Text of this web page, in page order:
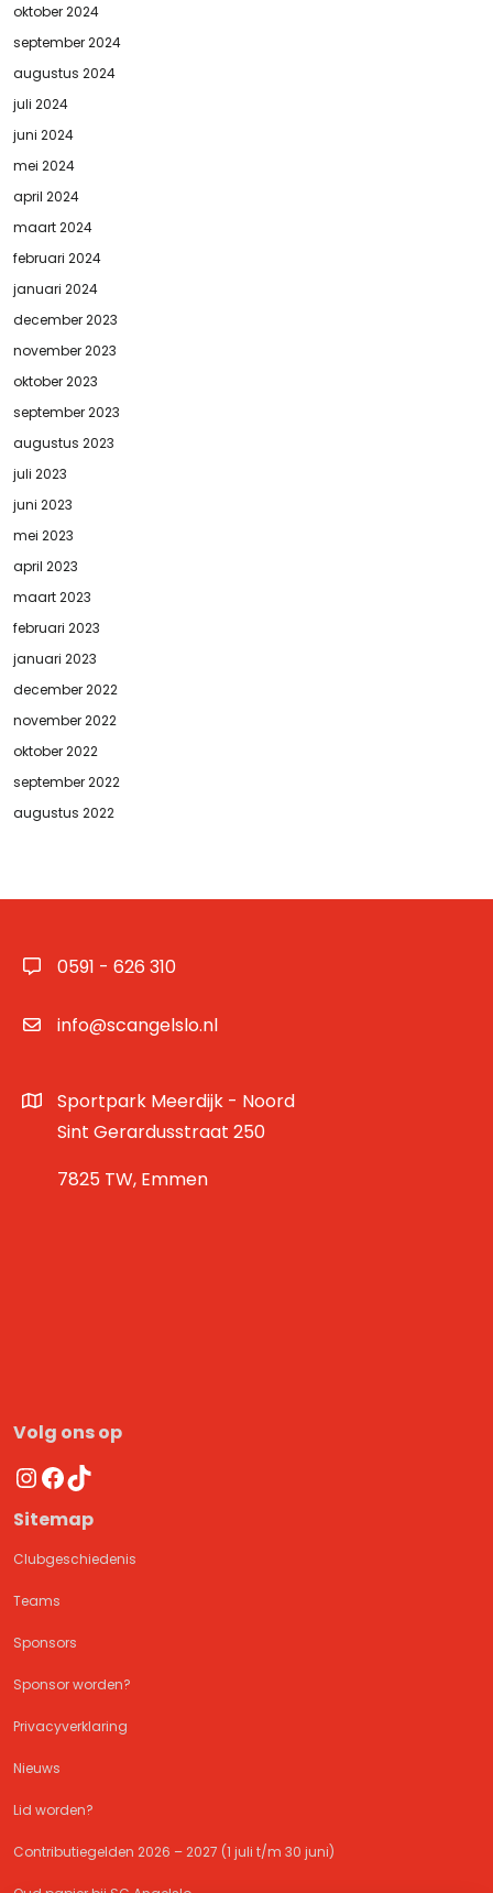
oktober 2024
september 2024
augustus 2024
juli 2024
juni 2024
mei 2024
april 2024
maart 2024
februari 2024
januari 2024
december 2023
november 2023
oktober 2023
september 2023
augustus 2023
juli 2023
juni 2023
mei 2023
april 2023
maart 2023
februari 2023
januari 2023
december 2022
november 2022
oktober 2022
september 2022
augustus 2022
0591 - 626 310
info@scangelslo.nl
Sportpark Meerdijk - Noord
Sint Gerardusstraat 250
7825 TW, Emmen
Volg ons op
Instagram
Facebook
TikTok
Sitemap
Clubgeschiedenis
Teams
Sponsors
Sponsor worden?
Privacyverklaring
Nieuws
Lid worden?
Contributiegelden 2026 – 2027 (1 juli t/m 30 juni)